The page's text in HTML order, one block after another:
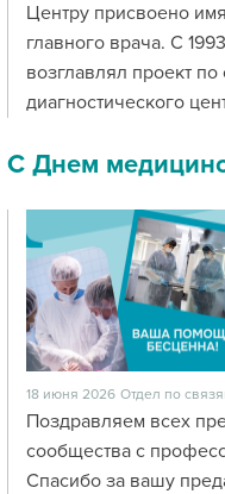
Центру присвоено
главного врача. С
возглавлял проект
диагностического
С Днем
18 июня 2026 Отдел по
Поздравляем всех
сообщества с
Спасибо за вашу